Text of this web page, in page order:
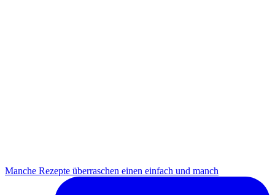
Manche Rezepte überraschen einen einfach und manch